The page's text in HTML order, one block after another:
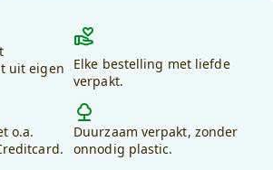
badtextiel
submenu
uit eigen
Elke bestelling met liefde
verpakt.
o.a.
Duurzaam verpakt, zonder
onnodig plastic.